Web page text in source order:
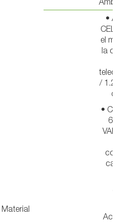
Material
•
el
la
/ 1.2.
•
6.